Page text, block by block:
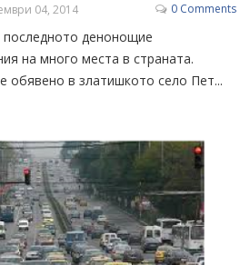
04, 2014 0 Comments
денонощие
на много места в страната.
обявено в златишкото село Пет...